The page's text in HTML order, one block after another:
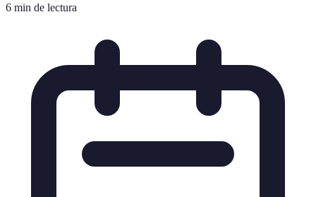
6 min de lectura